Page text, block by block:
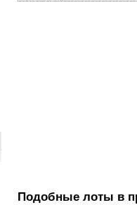
Подобные лоты в